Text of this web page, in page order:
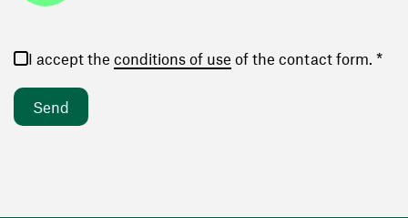
I accept the conditions of use (opens in a new window)
of the contact form. *